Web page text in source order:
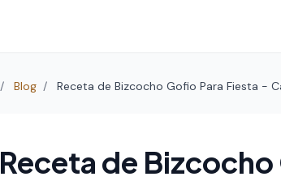
/ Blog / Receta de Bizcocho Gofio Para Fiesta -
Receta de